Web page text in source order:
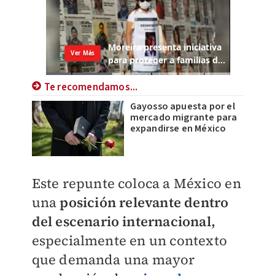
Te recomendamos...
Gayosso apuesta por el
mercado migrante para
expandirse en México
Este repunte coloca a México en
unaposición relevante dentro
del escenario internacional,
especialmente en un contexto
que demanda una mayor